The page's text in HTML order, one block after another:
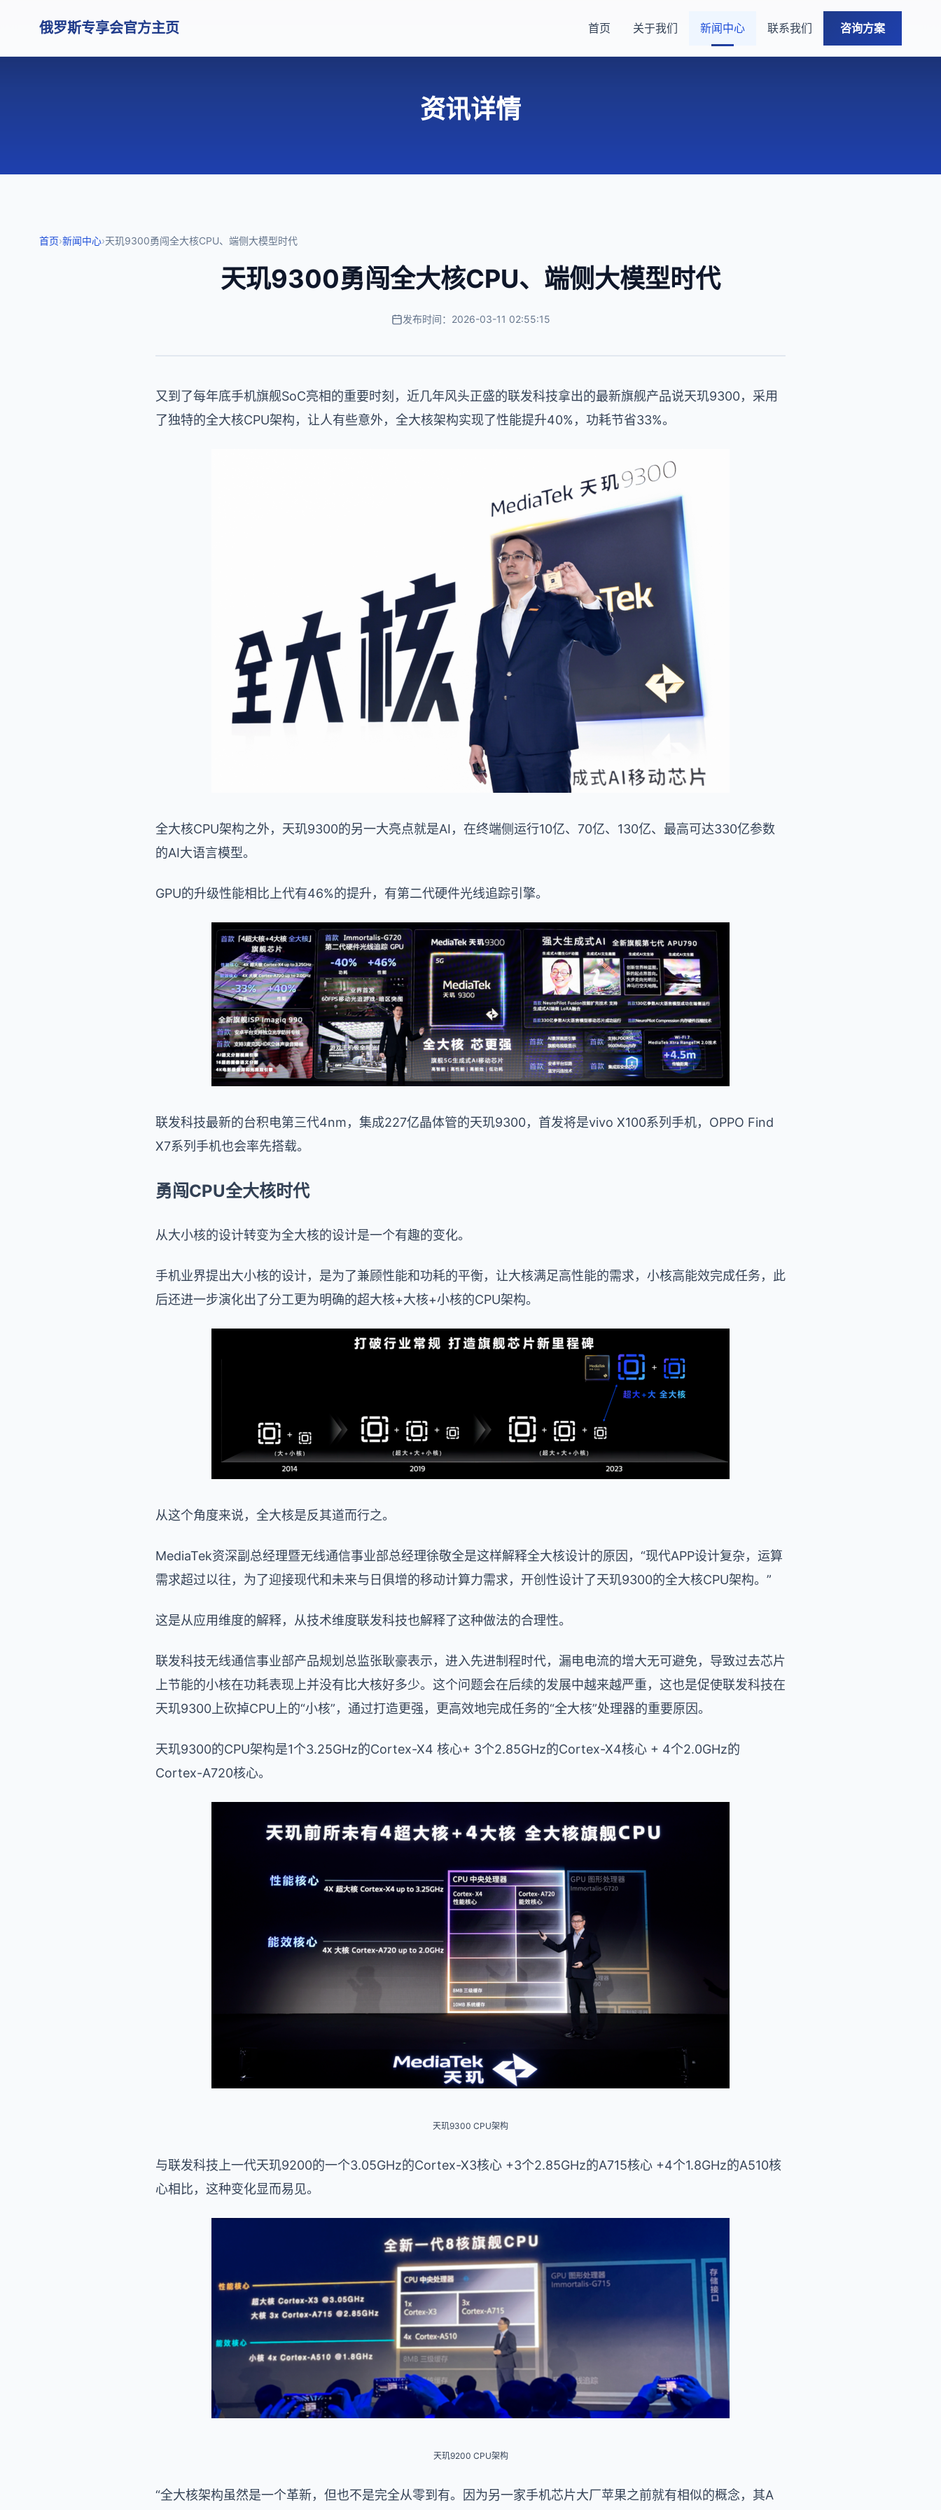
俄罗斯专享会官方主页 首页 关于我们 新闻中心 联系我们 咨询方案
资讯详情
首页›新闻中心›天玑9300勇闯全大核CPU、端侧大模型时代
天玑9300勇闯全大核CPU、端侧大模型时代
发布时间：2026-03-11 02:55:15
又到了每年底手机旗舰SoC亮相的重要时刻，近几年风头正盛的联发科技拿出的最新旗舰产品说天玑9300，采用
了独特的全大核CPU架构，让人有些意外，全大核架构实现了性能提升40%，功耗节省33%。
全大核CPU架构之外，天玑9300的另一大亮点就是AI，在终端侧运行10亿、70亿、130亿、最高可达330亿参数
的AI大语言模型。
GPU的升级性能相比上代有46%的提升，有第二代硬件光线追踪引擎。
联发科技最新的台积电第三代4nm，集成227亿晶体管的天玑9300，首发将是vivo X100系列手机，OPPO Find
X7系列手机也会率先搭载。
勇闯CPU全大核时代
从大小核的设计转变为全大核的设计是一个有趣的变化。
手机业界提出大小核的设计，是为了兼顾性能和功耗的平衡，让大核满足高性能的需求，小核高能效完成任务，此
后还进一步演化出了分工更为明确的超大核+大核+小核的CPU架构。
从这个角度来说，全大核是反其道而行之。
MediaTek资深副总经理暨无线通信事业部总经理徐敬全是这样解释全大核设计的原因，“现代APP设计复杂，运算
需求超过以往，为了迎接现代和未来与日俱增的移动计算力需求，开创性设计了天玑9300的全大核CPU架构。”
这是从应用维度的解释，从技术维度联发科技也解释了这种做法的合理性。
联发科技无线通信事业部产品规划总监张耿豪表示，进入先进制程时代，漏电电流的增大无可避免，导致过去芯片
上节能的小核在功耗表现上并没有比大核好多少。这个问题会在后续的发展中越来越严重，这也是促使联发科技在
天玑9300上砍掉CPU上的“小核”，通过打造更强，更高效地完成任务的“全大核”处理器的重要原因。
天玑9300的CPU架构是1个3.25GHz的Cortex-X4 核心+ 3个2.85GHz的Cortex-X4核心 + 4个2.0GHz的
Cortex-A720核心。
天玑9300 CPU架构
与联发科技上一代天玑9200的一个3.05GHz的Cortex-X3核心 +3个2.85GHz的A715核心 +4个1.8GHz的A510核
心相比，这种变化显而易见。
天玑9200 CPU架构
“全大核架构虽然是一个革新，但也不是完全从零到有。因为另一家手机芯片大厂苹果之前就有相似的概念，其A